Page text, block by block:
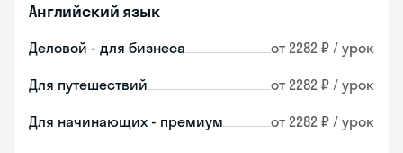
Английский язык
Деловой - для бизнеса от 2282 ₽ / урок
Для путешествий от 2282 ₽ / урок
Для начинающих - премиум от 2282 ₽ / урок